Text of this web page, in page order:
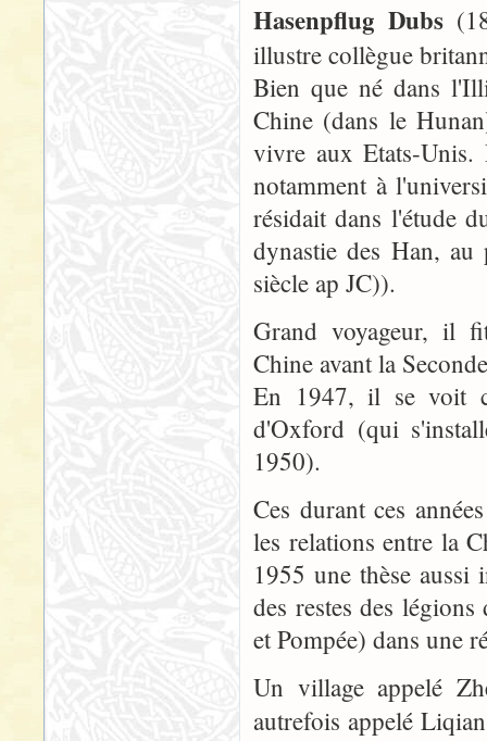
Hasenpflug Dubs
illustre collègue
Bien que né dans
Chine (dans le
vivre aux Etats-Unis.
notamment à
résidait dans l'étude
dynastie des Han,
siècle ap JC)).
Grand voyageur, il
Chine avant la
En 1947, il se voit
d'Oxford (qui
1950).
Ces durant ces
les relations entre la
1955 une thèse aussi
des restes des
et Pompée) dans une
Un village appelé
autrefois appelé